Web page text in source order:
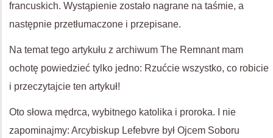
francuskich. Wystąpienie zostało nagrane na taśmie, a
następnie przetłumaczone i przepisane.
Na temat tego artykułu z archiwum The Remnant mam
ochotę powiedzieć tylko jedno: Rzućcie wszystko, co robicie
i przeczytajcie ten artykuł!
Oto słowa mędrca, wybitnego katolika i proroka. I nie
zapominajmy: Arcybiskup Lefebvre był Ojcem Soboru